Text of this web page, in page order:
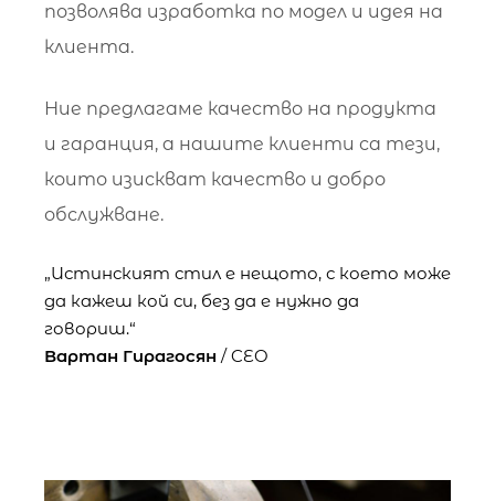
позволява изработка по модел и идея на
клиента.
Ние предлагаме качество на продукта
и гаранция, а нашите клиенти са тези,
които изискват качество и добро
обслужване.
„Истинският стил е нещото, с което може
да кажеш кой си, без да е нужно да
говориш.“
Вартан Гирагосян / CEO